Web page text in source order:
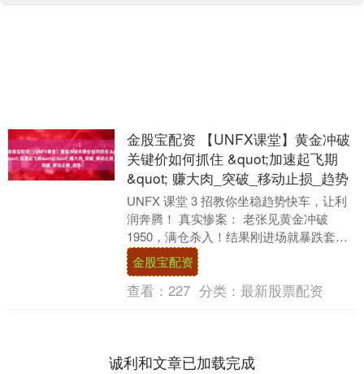
金股宝配资 【UNFX课堂】黄金冲破
关键价如何抓住 &quot;加速起飞期
&quot; 赚大肉_突破_移动止损_趋势
UNFX 课堂 3 招教你坐稳趋势快车，让利
润奔腾！ 真实惨案： 老张见黄金冲破
1950，满仓杀入！结果刚进场就暴跌套
牢... 问题关键：错把 "假突破" 当....
金股宝配资
查看： 227 分类： 最新股票配资
诚利和文章已加载完成